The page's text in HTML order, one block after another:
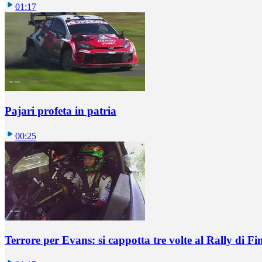
01:17
Pajari profeta in patria
00:25
Terrore per Evans: si cappotta tre volte al Rally di